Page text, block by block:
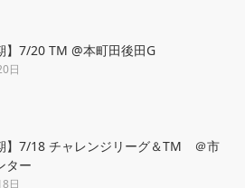
】7/20 TM @本町田後田G
日
】7/18 チャレンジリーグ＆TM ＠市
ター
日